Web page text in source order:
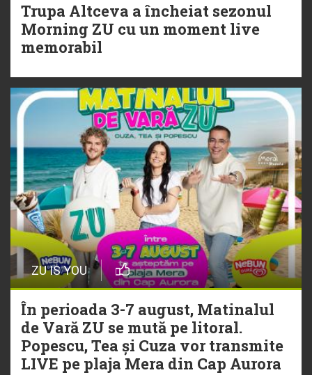
20 Iulie
Torpedoul lui Morar: Theo Rose -
Trupa Altceva a încheiat sezonul
Morning ZU cu un moment live
memorabil
ZU IS YOU
În perioada 3-7 august, Matinalul
de Vară ZU se mută pe litoral.
Popescu, Tea și Cuza vor transmite
LIVE pe plaja Mera din Cap Aurora